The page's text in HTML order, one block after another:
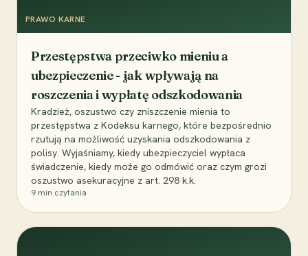
PRAWO KARNE
Przestępstwa przeciwko mieniu a
ubezpieczenie - jak wpływają na
roszczenia i wypłatę odszkodowania
Kradzież, oszustwo czy zniszczenie mienia to
przestępstwa z Kodeksu karnego, które bezpośrednio
rzutują na możliwość uzyskania odszkodowania z
polisy. Wyjaśniamy, kiedy ubezpieczyciel wypłaca
świadczenie, kiedy może go odmówić oraz czym grozi
oszustwo asekuracyjne z art. 298 k.k.
9 min czytania